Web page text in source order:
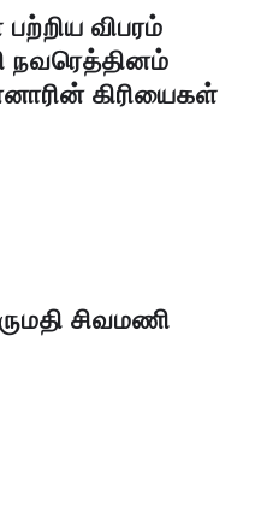
விபரம்
நவரெத்தினம்
கிரியைகள்
சிவமணி